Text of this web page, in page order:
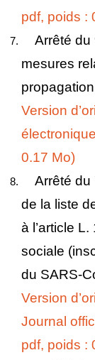
pdf, poids :
Arrêté du
mesures
Version
0.17 Mo)
Arrêté du
de la liste
à l’article
sociale
du SARS-
Version
Journal
pdf, poids :